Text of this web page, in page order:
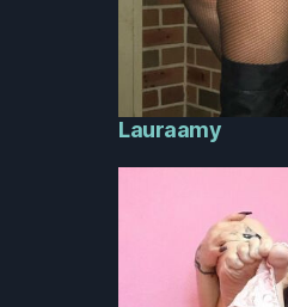
Lauraamy